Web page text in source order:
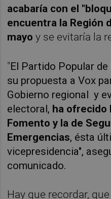
acabaría con el
encuentra la Región
mayo y se evitaría la
"El Partido Popular
su propuesta a Vox
Gobierno regional y
electoral, ha ofrecido
Fomento y la de
Emergencias, ésta
vicepresidencia",
comunicado.
Hay que recordar,